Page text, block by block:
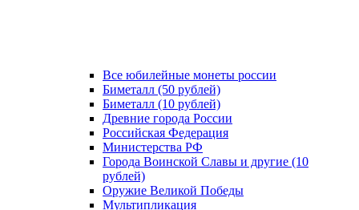
Все юбилейные монеты россии
Биметалл (50 рублей)
Биметалл (10 рублей)
Древние города России
Российская Федерация
Министерства РФ
Города Воинской Славы и другие (10
рублей)
Оружие Великой Победы
Мультипликация